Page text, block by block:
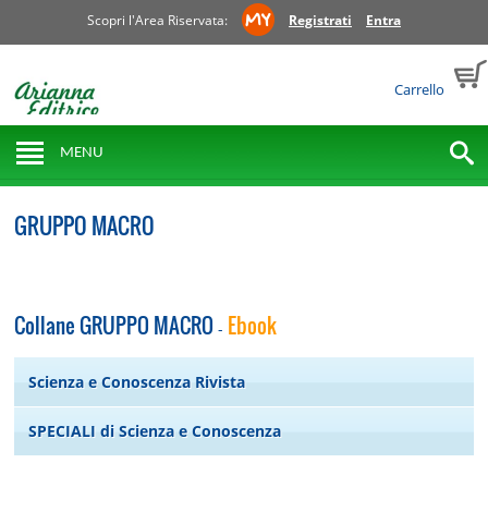
Scopri l'Area Riservata: Registrati Entra
Carrello
MENU
GRUPPO MACRO
Collane GRUPPO MACRO - Ebook
Scienza e Conoscenza Rivista
SPECIALI di Scienza e Conoscenza